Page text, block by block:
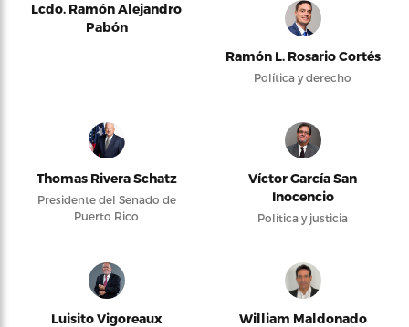
Lcdo. Ramón Alejandro
Pabón
Ramón L. Rosario Cortés
Política y derecho
Thomas Rivera Schatz
Presidente del Senado de
Puerto Rico
Víctor García San
Inocencio
Política y justicia
Luisito Vigoreaux William Maldonado